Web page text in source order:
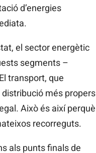
d’energies
el sector energètic
segments –
transport, que
més propers
Això és així perquè
recorreguts.
als punts finals de